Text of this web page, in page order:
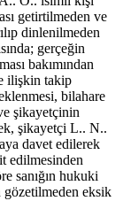
getirtilmeden ve
dinlenilmeden
gerçeğin
bakımından
ilişkin takip
bilahare
şikayetçinin
şikayetçi L.. N..
davet edilerek
edilmesinden
sanığın hukuki
eksik